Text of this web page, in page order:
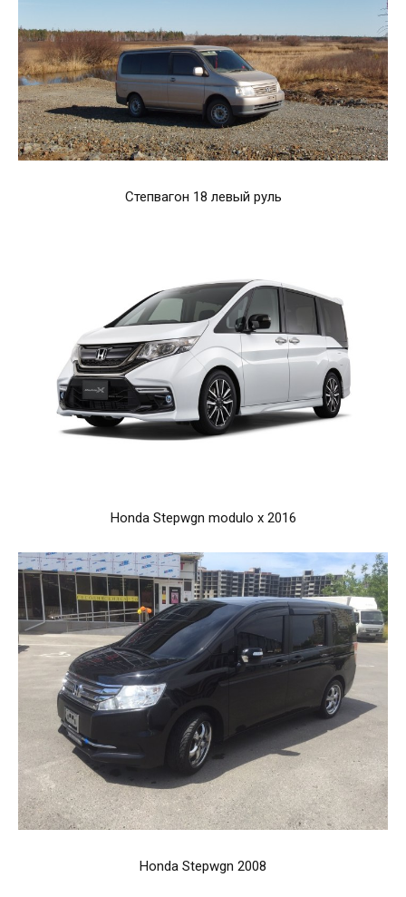
Степвагон 18 левый руль
Honda Stepwgn modulo x 2016
Honda Stepwgn 2008